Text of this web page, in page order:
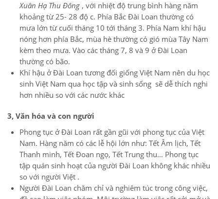
Xuân Hạ Thu Đông , với nhiệt độ trung bình hàng năm
khoảng từ 25- 28 độ c. Phía Bắc Đài Loan thường có
mưa lớn từ cuối tháng 10 tới tháng 3. Phía Nam khí hậu
nóng hơn phía Bắc, mùa hè thường có gió mùa Tây Nam
kèm theo mưa. Vào các tháng 7, 8 và 9 ở Đài Loan
thường có bão.
Khí hậu ở Đài Loan tương đối giống Việt Nam nên du học
sinh Việt Nam qua học tập và sinh sống sẽ dễ thích nghi
hơn nhiều so với các nước khác
3, Văn hóa và con người
Phong tục ở Đài Loan rất gần gũi với phong tục của Việt
Nam. Hàng năm có các lễ hội lớn như: Tết Âm lịch, Tết
Thanh minh, Tết Đoan ngọ, Tết Trung thu… Phong tục
tập quán sinh hoạt của người Đài Loan không khác nhiều
so với người Việt .
Người Đài Loan chăm chỉ và nghiêm túc trong công việc,